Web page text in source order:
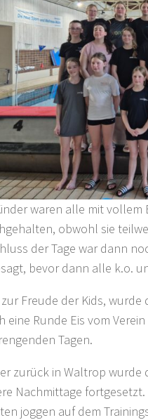
waren alle mit
obwohl sie
der Tage war dann
bevor dann alle k.o.
Freude der Kids,
eine Runde Eis vom
Tagen.
zurück in Waltrop wurde
Nachmittage
joggen auf dem